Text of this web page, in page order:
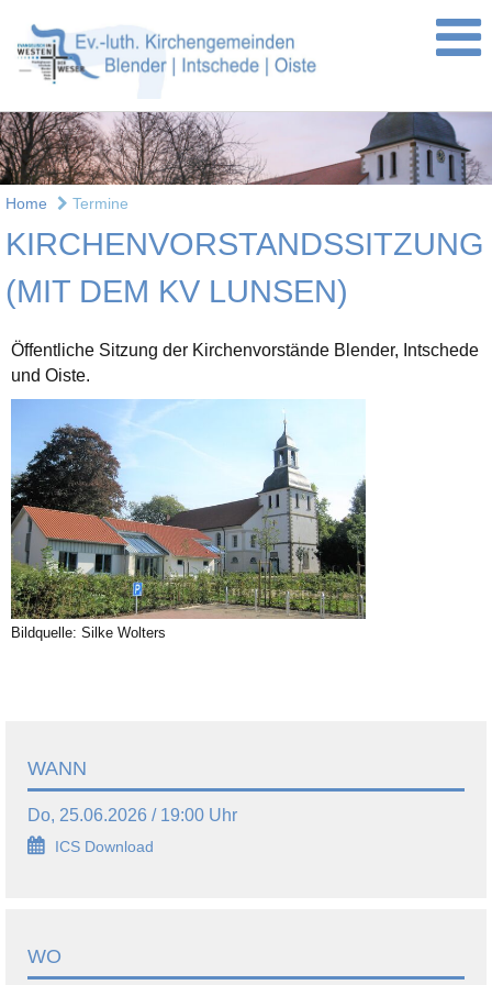
Home Termine
KIRCHENVORSTANDSSITZUNG
(MIT DEM KV LUNSEN)
Öffentliche Sitzung der Kirchenvorstände Blender, Intschede
und Oiste.
Bildquelle: Silke Wolters
WANN
Do, 25.06.2026 / 19:00 Uhr
ICS Download
WO